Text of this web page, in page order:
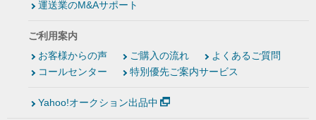
運送業のM&Aサポート
ご利用案内
お客様からの声
ご購入の流れ
よくあるご質問
コールセンター
特別優先ご案内サービス
Yahoo!オークション出品中